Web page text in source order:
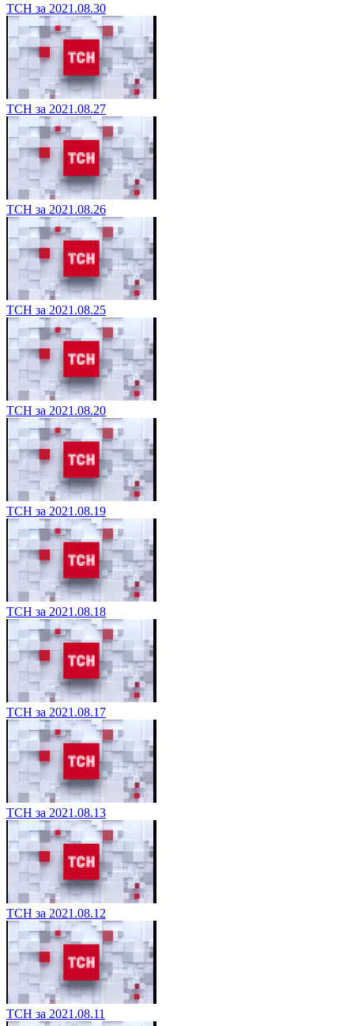
ТСН за 2021.08.30
ТСН за 2021.08.27
ТСН за 2021.08.26
ТСН за 2021.08.25
ТСН за 2021.08.20
ТСН за 2021.08.19
ТСН за 2021.08.18
ТСН за 2021.08.17
ТСН за 2021.08.13
ТСН за 2021.08.12
ТСН за 2021.08.11